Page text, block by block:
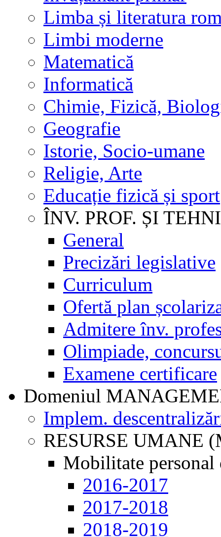
Limba și literatura
Limbi moderne
Matematică
Informatică
Chimie, Fizică,
Geografie
Istorie, Socio-umane
Religie, Arte
Educație fizică și sport
ÎNV. PROF. ȘI
General
Precizări legislative
Curriculum
Ofertă plan
Admitere înv.
Olimpiade,
Examene certificare
Domeniul
Implem.
RESURSE UMANE
Mobilitate personal
2016-2017
2017-2018
2018-2019